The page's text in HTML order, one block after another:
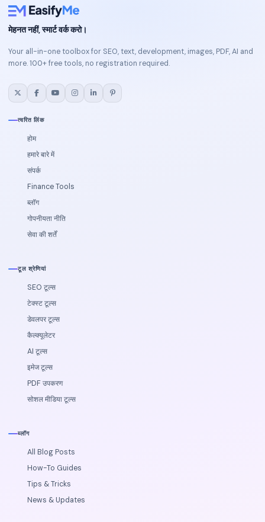
मेहनत नहीं, स्मार्ट वर्क करो।
Your all-in-one toolbox for SEO, text, development, images, PDF, AI and
more. 100+ free tools, no registration required.
त्वरित लिंक
होम
हमारे बारे में
संपर्क
Finance Tools
ब्लॉग
गोपनीयता नीति
सेवा की शर्तें
टूल श्रेणियां
SEO टूल्स
टेक्स्ट टूल्स
डेवलपर टूल्स
कैल्‍क्‍यूलेटर
AI टूल्स
इमेज टूल्स
PDF उपकरण
सोशल मीडिया टूल्स
ब्लॉग
All Blog Posts
How-To Guides
Tips & Tricks
News & Updates